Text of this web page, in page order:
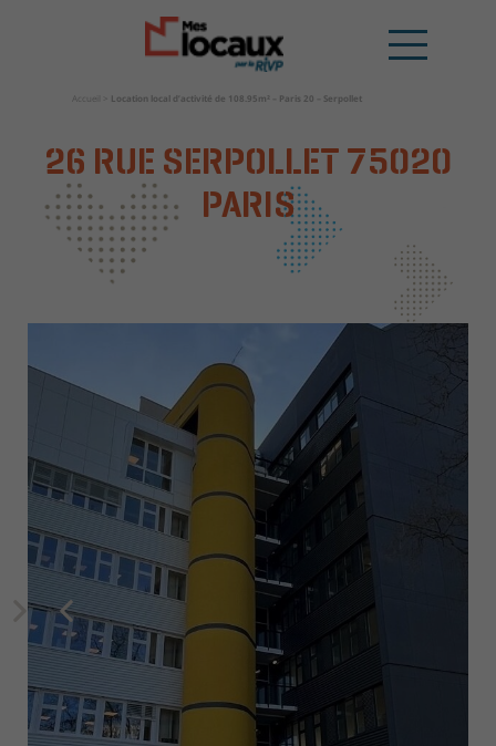
Accueil Location local d’activité de 108.95m² – Paris 20 – Serpollet
26 RUE SERPOLLET75020
PARIS